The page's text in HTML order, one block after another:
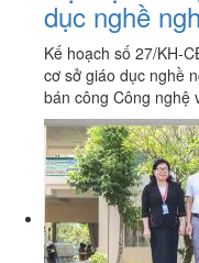
dục nghề
Kế hoạch số 27/KH-
cơ sở giáo dục nghề
bán công Công nghệ